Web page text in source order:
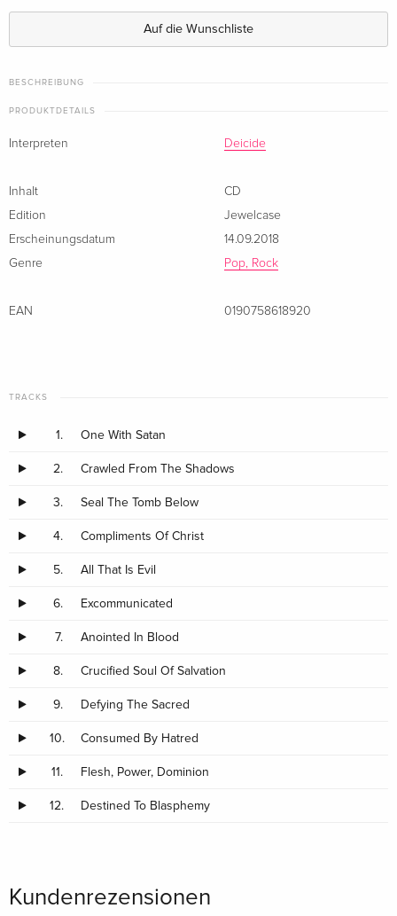
Auf die Wunschliste
BESCHREIBUNG
PRODUKTDETAILS
Interpreten Deicide
Inhalt
CD
Edition
Jewelcase
Erscheinungsdatum
14.09.2018
Genre
Pop, Rock
EAN 0190758618920
TRACKS
1. One With Satan
2. Crawled From The Shadows
3. Seal The Tomb Below
4. Compliments Of Christ
5. All That Is Evil
6. Excommunicated
7. Anointed In Blood
8. Crucified Soul Of Salvation
9. Defying The Sacred
10. Consumed By Hatred
11. Flesh, Power, Dominion
12. Destined To Blasphemy
Kundenrezensionen